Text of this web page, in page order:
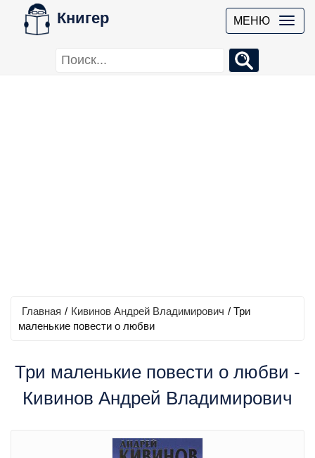
Книгер МЕНЮ
Главная / Кивинов Андрей Владимирович / Три
маленькие повести о любви
Три маленькие повести о любви -
Кивинов Андрей Владимирович